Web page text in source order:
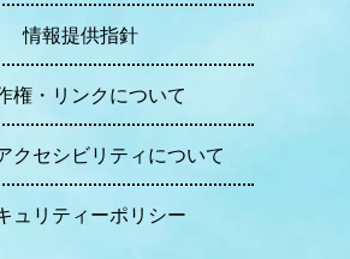
情報提供指針
権・リンクについて
クセシビリティについて
ュリティーポリシー